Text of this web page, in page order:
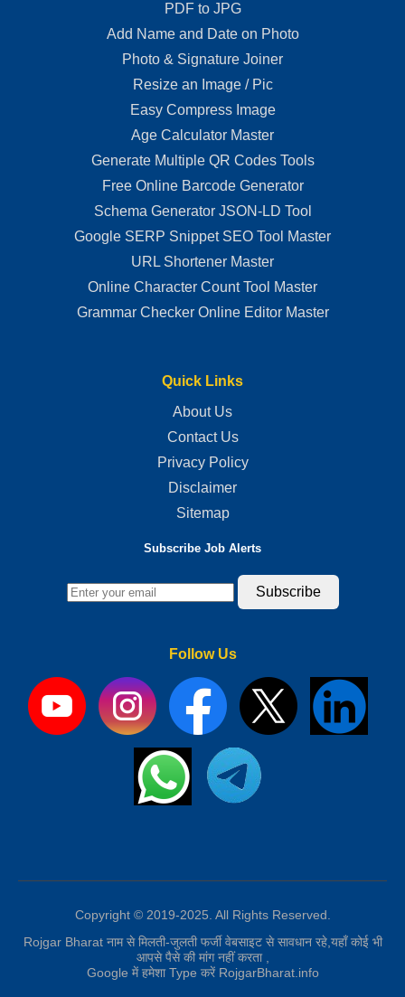
PDF to JPG
Add Name and Date on Photo
Photo & Signature Joiner
Resize an Image / Pic
Easy Compress Image
Age Calculator Master
Generate Multiple QR Codes Tools
Free Online Barcode Generator
Schema Generator JSON-LD Tool
Google SERP Snippet SEO Tool Master
URL Shortener Master
Online Character Count Tool Master
Grammar Checker Online Editor Master
Quick Links
About Us
Contact Us
Privacy Policy
Disclaimer
Sitemap
Subscribe Job Alerts
Subscribe
Follow Us
Copyright © 2019-2025. All Rights Reserved.
Rojgar Bharat नाम से मिलती-जुलती फर्जी वेबसाइट से सावधान रहे,यहाँ कोई भी
आपसे पैसे की मांग नहीं करता ,
Google में हमेशा Type करें RojgarBharat.info